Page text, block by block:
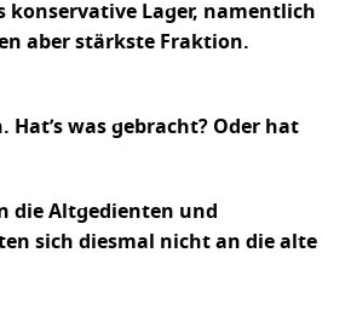
konservative Lager, namentlich
aber stärkste Fraktion.
was gebracht? Oder hat
die Altgedienten und
sich diesmal nicht an die alte